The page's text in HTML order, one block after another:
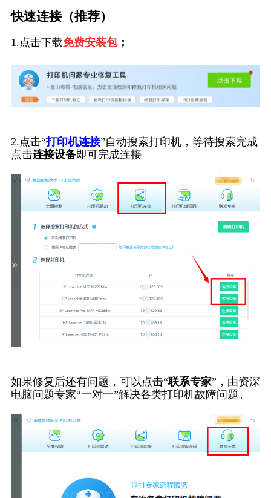
快速连接（推荐）
1.点击下载免费安装包；
2.点击“打印机连接”自动搜索打印机，等待搜索完成
点击连接设备即可完成连接
如果修复后还有问题，可以点击“联系专家”，由资深
电脑问题专家“一对一”解决各类打印机故障问题。